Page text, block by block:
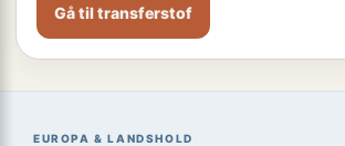
Gå til transferstof
EUROPA & LANDSHOLD